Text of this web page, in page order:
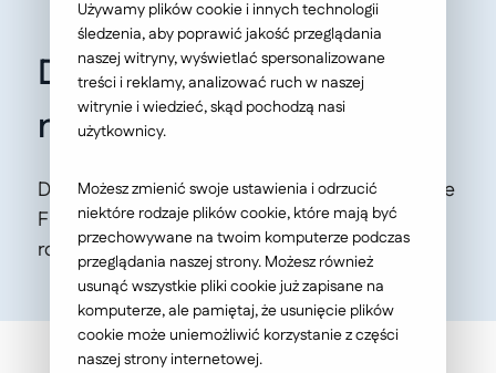
Dlaczego Flutter działa
natywnie?
Dowiedz się, na czym polega natywne działanie
Fluttera, i co zyskasz, stawiając na to
rozwiązanie w swoim biznesie.
Używamy plików cookie i innych technologii
śledzenia, aby poprawić jakość przeglądania
naszej witryny, wyświetlać spersonalizowane
treści i reklamy, analizować ruch w naszej
witrynie i wiedzieć, skąd pochodzą nasi
użytkownicy.
Możesz zmienić swoje ustawienia i odrzucić
niektóre rodzaje plików cookie, które mają być
przechowywane na twoim komputerze podczas
przeglądania naszej strony. Możesz również
usunąć wszystkie pliki cookie już zapisane na
komputerze, ale pamiętaj, że usunięcie plików
cookie może uniemożliwić korzystanie z części
naszej strony internetowej.